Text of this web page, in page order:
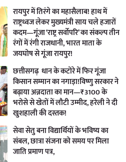
रायपुर में तिरंगे का महासैलाब! हाथ में
राष्ट्रध्वज लेकर मुख्यमंत्री साय चले हजारों
कदम—गूंजा ‘राष्ट्र सर्वोपरि’ का संकल्प तीन
रंगों में रंगी राजधानी, भारत माता के
जयघोष से गूंजा रायपुर!
छत्तीसगढ़ धान के कटोरे में फिर गूंजा
किसान सम्मान का नगाड़ा!विष्णु सरकार ने
बढ़ाया अन्नदाता का मान—₹3100 के
भरोसे से खेतों में लौटी उम्मीद, हरेली ने दी
खुशहाली की दस्तक!
सेवा सेतु बना विद्यार्थियों के भविष्य का
संबल, छात्रा संजना को समय पर मिला
जाति प्रमाण पत्र,